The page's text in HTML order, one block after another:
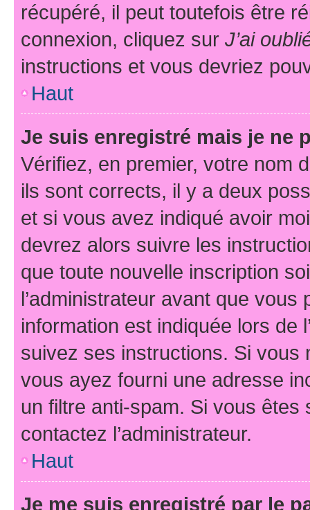
récupéré, il peut toutefois être
connexion, cliquez sur J’ai
instructions et vous devriez
Haut
Je suis enregistré mais je ne
Vérifiez, en premier, votre nom
ils sont corrects, il y a deux
et si vous avez indiqué avoir
devrez alors suivre les
que toute nouvelle inscription
l’administrateur avant que
information est indiquée lors de
suivez ses instructions. Si vous
vous ayez fourni une adresse
un filtre anti-spam. Si vous êtes
contactez l’administrateur.
Haut
Je me suis enregistré par le